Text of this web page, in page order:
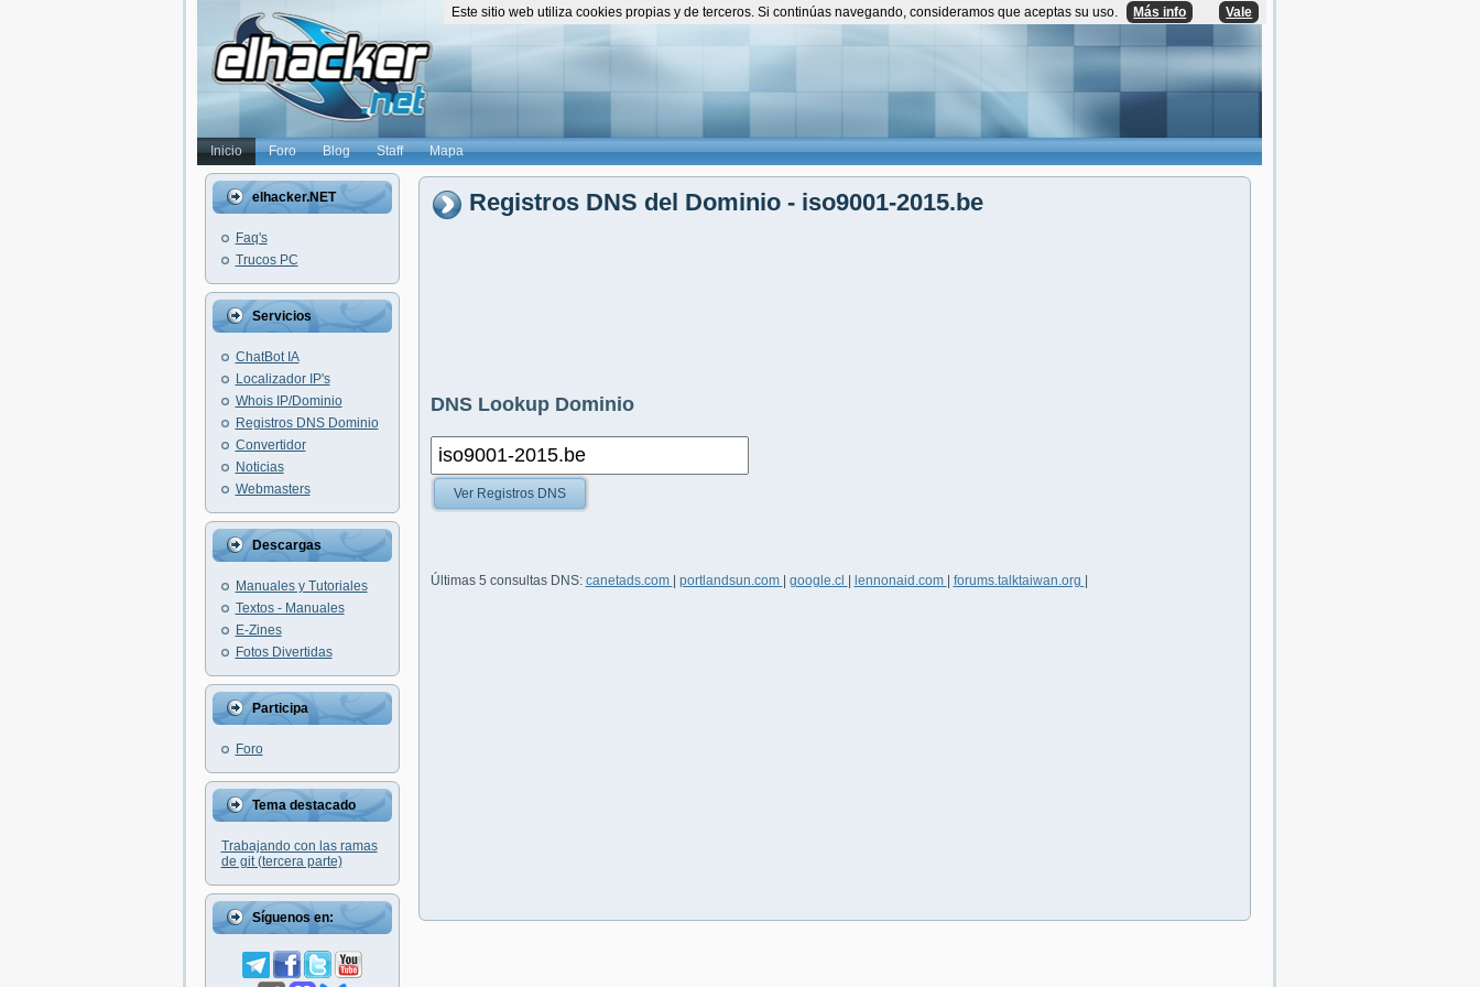
Inicio Foro Blog Staff Mapa
elhacker.NET
Faq's
Trucos PC
Servicios
ChatBot IA
Localizador IP's
Whois IP/Dominio
Registros DNS Dominio
Convertidor
Noticias
Webmasters
Descargas
Manuales y Tutoriales
Textos - Manuales
E-Zines
Fotos Divertidas
Participa
Foro
Tema destacado
Trabajando con las ramas
de git (tercera parte)
Síguenos en:
Registros DNS del Dominio - iso9001-2015.be
DNS Lookup Dominio
Ver Registros DNS
Últimas 5 consultas DNS: canetads.com portlandsun.com google.cl lennonaid.com forums.talktaiwan.org
Este sitio web utiliza cookies propias y de terceros. Si continúas navegando, consideramos que aceptas su uso. Más info Vale